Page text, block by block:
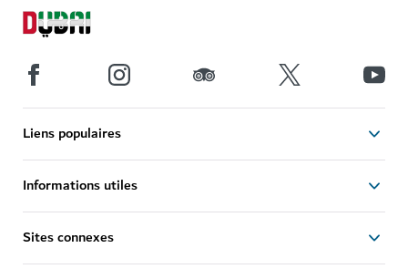
Liens populaires
Informations utiles
Sites connexes